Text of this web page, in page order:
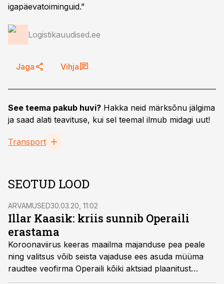
igapäevatoiminguid.”
Logistikauudised.ee
Jaga Vihja
See teema pakub huvi? Hakka neid märksõnu jälgima
ja saad alati teavituse, kui sel teemal ilmub midagi uut!
Transport
SEOTUD LOOD
ARVAMUSED30.03.20, 11:02
Illar Kaasik: kriis sunnib Operaili
erastama
Koroonaviirus keeras maailma majanduse pea peale
ning valitsus võib seista vajaduse ees asuda müüma
raudtee veofirma Operaili kõiki aktsiad plaanitust
kiiremini, kirjutab Investment Agency partner Illar